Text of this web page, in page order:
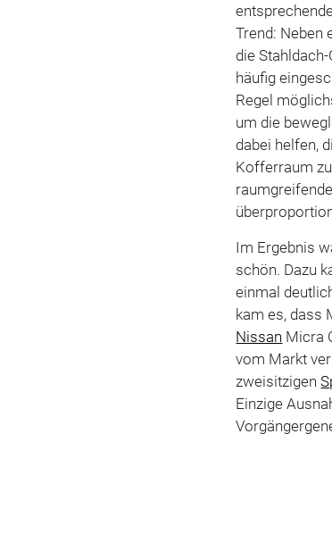
Trend: Neben
die
häufig
Regel
um die
dabei helfen,
Kofferraum
Im Ergebnis
schön. Dazu
einmal
kam es, dass
Nissan Micra
vom Markt
zweisitzigen
Einzige